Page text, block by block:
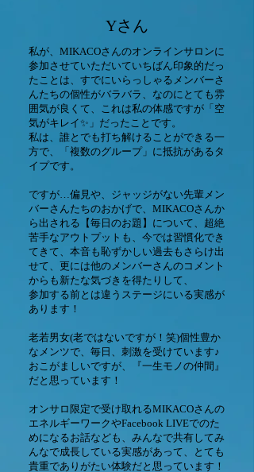
Yさん
私が、MIKACOさんのオンラインサロンに
参加させていただいていちばん印象的だっ
たことは、すでにいらっしゃるメンバーさ
んたちの個性がバラバラ、なのにとても雰
囲気が良くて、これは私の体感ですが「空
気がキレイ✨」だったことです。
私は、誰とでも打ち解けることができる一
方で、「複数のグループ」に抵抗があるタ
イプです。
ですが…偏見や、ジャッジがない先輩メン
バーさんたちのおかげで、MIKACOさんか
ら出される【毎日のお題】について、超絶
苦手なアウトプットも、今では習慣化でき
てきて、本音も恥ずかしい過去もさらけ出
せて、更には他のメンバーさんのコメント
からも新たな気づきを得たりして、
参加する前とは違うステージにいる実感が
あります！
老若男女(老ではないですが！笑)個性豊か
なメンツで、毎日、刺激を受けています♪
おこがましいですが、『一生モノの仲間』
だと思っています！
オンサロ限定で受け取れるMIKACOさんの
エネルギーワークやFacebook LIVEでのた
めになるお話なども、みんなで共有してみ
んなで成長している実感があって、とても
貴重でありがたい体験だと思っています！